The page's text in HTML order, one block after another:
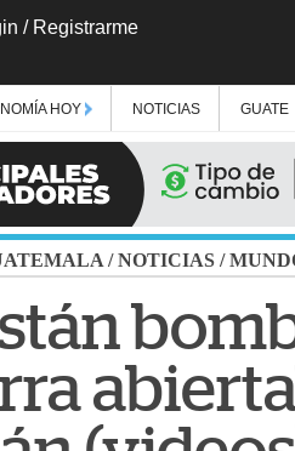
/ Registrarme
HOY NOTICIAS GUATE
/NOTICIAS /